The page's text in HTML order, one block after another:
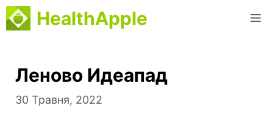
Перейти
до
HealthApple
Леново Идеапад
30 Травня, 2022